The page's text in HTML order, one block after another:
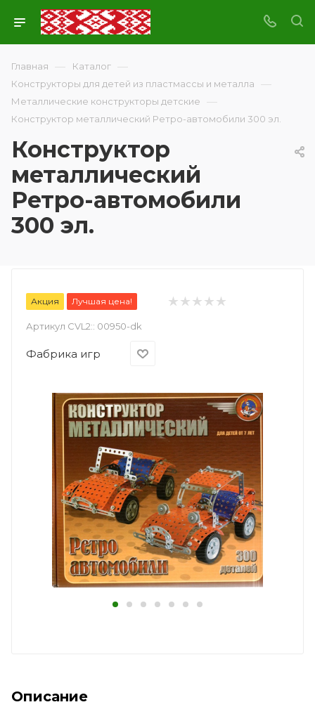
Главная — Каталог —
Конструкторы для детей из пластмассы и металла —
Металлические конструкторы детские —
Конструктор металлический Ретро-автомобили 300 эл.
Конструктор
металлический
Ретро-автомобили
300 эл.
Акция Лучшая цена!
Артикул CVL2:: 00950-dk
Фабрика игр
Описание